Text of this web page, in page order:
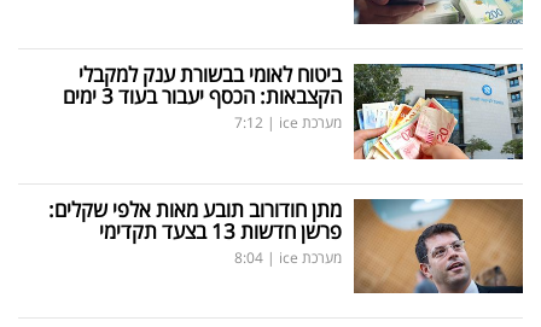
ביטוח לאומי בבשורת ענק למקבלי
הקצבאות: הכסף יעבור בעוד 3 ימים
מערכת ice |
7:12
מתן חודורוב תובע מאות אלפי שקלים:
פרשן חדשות 13 בצעד תקדימי
מערכת ice |
8:04